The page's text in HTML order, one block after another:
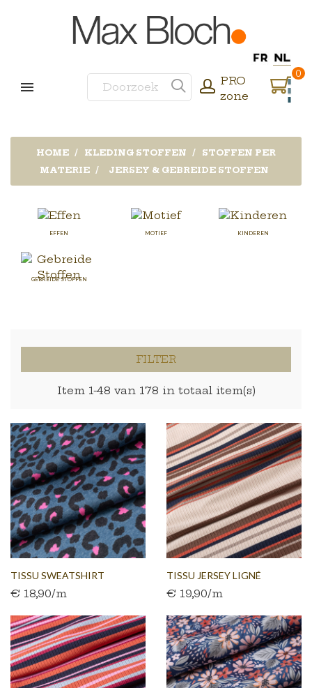
PRO
zone
0
HOME KLEDING STOFFEN
STOFFEN PER
MATERIE
JERSEY & GEBREIDE STOFFEN
EFFEN MOTIEF KINDEREN
GEBREIDE STOFFEN
FILTER
Item 1-48 van 178 in totaal item(s)
TISSU SWEATSHIRT
BROSSÉ...
€ 18,90/m
TISSU JERSEY LIGNÉ
VINTAGE...
€ 19,90/m